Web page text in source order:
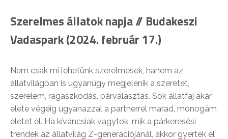
Szerelmes állatok napja // Budakeszi
Vadaspark (2024. február 17.)
Nem csak mi lehetünk szerelmesek, hanem az
állatvilágban is ugyanúgy megjelenik a szeretet,
szerelem, ragaszkodás, párválasztás. Sok állatfaj akár
élete végéig ugyanazzal a partnerrel marad, monogám
életet él. Ha kíváncsiak vagytok, mik a párkeresési
trendek az állatvilág Z-generációjánál, akkor gyertek el